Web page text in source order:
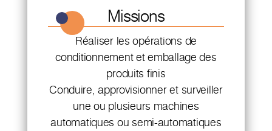
Missions
Réaliser les opérations de
conditionnement et emballage des
produits finis
Conduire, approvisionner et surveiller
une ou plusieurs machines
automatiques ou semi-automatiques